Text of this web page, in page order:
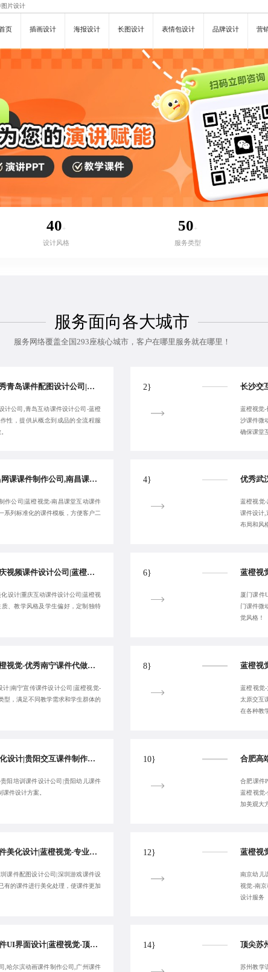
图片设计
页 插画设计 海报设计 长图设计 表情包设计 品牌设计 营
40+
设计风格
50+
服务类型
服务面向各大城市
服务网络覆盖全国293座核心城市，客户在哪里服务就在哪里！
青岛动画课件制作公司|优秀青岛课件配图设计公司|青岛课件美化设计-蓝橙视觉-服务高效
计公司,青岛互动课件设计公司-蓝橙
性，提供从概念到成品的全流程服
2}
蓝橙视觉-
沙课件微
确保课堂
南昌H5课件设计,靠谱南昌网课课件制作公司,南昌课件设计公司-蓝橙视觉-客户满意为止
作公司|蓝橙视觉-南昌课堂互动课件
系列标准化的课件模板，方便客户二
4}
蓝橙视觉
课件设计,
布局和风
重庆游戏课件设计公司|重庆视频课件设计公司|蓝橙视觉-优秀重庆课件PPT设计公司-提供专属服务
设计|重庆互动课件设计公司|蓝橙视
、教学风格及学生偏好，定制独特
6}
厦门课件
门课件微
觉风格！
南宁互动课件设计公司,蓝橙视觉-优秀南宁课件代做公司,南宁K12课件制作,南宁课件美化设计
计|南宁宣传课件设计公司|蓝橙视觉-
型，满足不同教学需求和学生群体的
8}
蓝橙视觉
太原交互
在各种教
蓝橙视觉-优秀贵阳课件美化设计|贵阳交互课件制作公司|贵阳动画课件制作公司-欢迎来电:18380455092
阳培训课件设计公司|贵阳幼儿课件
件设计方案。
10}
合肥课件
蓝橙视觉
加美观大
深圳课件代做公司|深圳课件美化设计|蓝橙视觉-专业深圳课件微动画制作|深圳课件配图设计公司-服务高效
课件配图设计公司|深圳游戏课件设
有的课件进行美化处理，使课件更加
12}
南京幼儿
视觉-南
设计服务
广州课件定制公司|广州课件UI界面设计|蓝橙视觉-顶尖哈尔滨教学课件设计公司-提供长期性服务
,哈尔滨动画课件制作公司,广州课件
14}
苏州教学